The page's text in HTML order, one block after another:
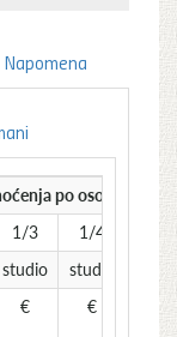
Napomena
po osobi
1/3
1/4
studio
studio
€ €